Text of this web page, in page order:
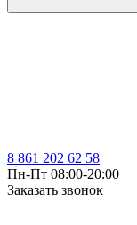
8 861 202 62 58
Пн-Пт 08:00-20:00
Заказать звонок